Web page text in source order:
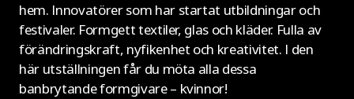
hem. Innovatörer som har startat utbildningar och
festivaler. Formgett textiler, glas och kläder. Fulla av
förändringskraft, nyfikenhet och kreativitet. I den
här utställningen får du möta alla dessa
banbrytande formgivare – kvinnor!